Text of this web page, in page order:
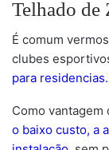
Telhado de
É comum
clubes
para residencias.
Como
o baixo custo, a